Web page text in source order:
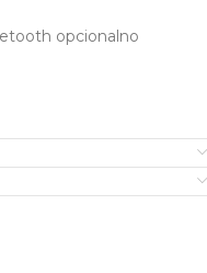
opcionalno